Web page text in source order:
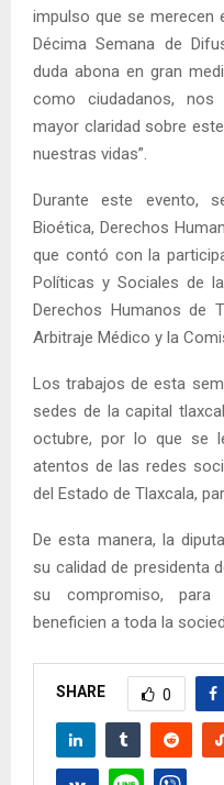
impulso que se merecen
Décima Semana de
duda abona en gran
como ciudadanos,
mayor claridad sobre
nuestras vidas”.
Durante este evento,
Bioética, Derechos
que contó con la
Políticas y Sociales de
Derechos Humanos de
Arbitraje Médico y la
Los trabajos de esta
sedes de la capital
octubre, por lo que se
atentos de las redes
del Estado de Tlaxcala,
De esta manera, la
su calidad de presidenta
su compromiso, para
beneficien a toda la
SHARE 0